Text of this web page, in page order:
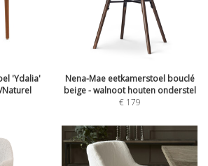
'Ydalia'
Naturel
Nena-Mae eetkamerstoel bouclé
beige - walnoot houten onderstel
€ 179